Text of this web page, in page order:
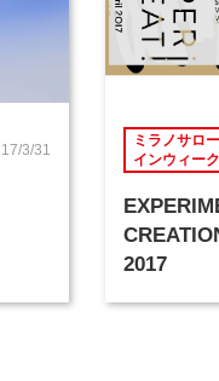
17/3/31
ミラノサロ
インウィー
2017